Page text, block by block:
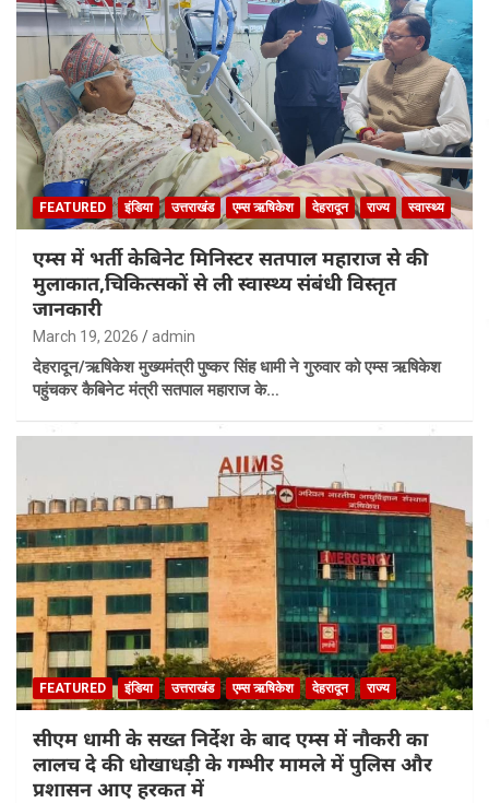
FEATURED इंडिया उत्तराखंड एम्स ऋषिकेश देहरादून राज्य स्वास्थ्य
एम्स में भर्ती केबिनेट मिनिस्टर सतपाल महाराज से की
मुलाकात,चिकित्सकों से ली स्वास्थ्य संबंधी विस्तृत
जानकारी
March 19, 2026 admin
देहरादून/ऋषिकेश मुख्यमंत्री पुष्कर सिंह धामी ने गुरुवार को एम्स ऋषिकेश
पहुंचकर कैबिनेट मंत्री सतपाल महाराज के…
FEATURED इंडिया उत्तराखंड एम्स ऋषिकेश देहरादून राज्य
सीएम धामी के सख्त निर्देश के बाद एम्स में नौकरी का
लालच दे की धोखाधड़ी के गम्भीर मामले में पुलिस और
प्रशासन आए हरकत में